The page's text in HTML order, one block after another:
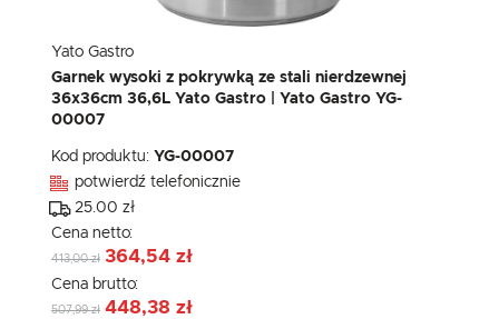
Yato Gastro
Garnek wysoki z pokrywką ze stali nierdzewnej
36x36cm 36,6L Yato Gastro | Yato Gastro YG-
00007
Kod produktu: YG-00007
potwierdź telefonicznie
25.00 zł
Cena netto:
413,00 zł 364,54 zł
Cena brutto:
507,99 zł 448,38 zł